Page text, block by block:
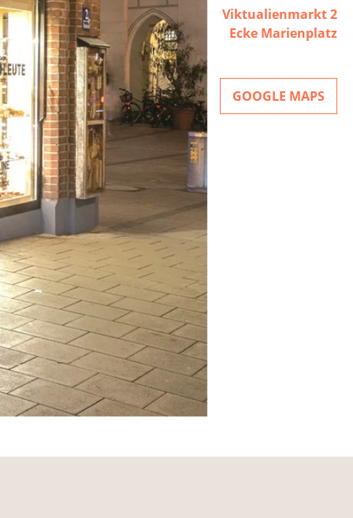
Viktualienmarkt 2
Ecke Marienplatz
GOOGLE MAPS